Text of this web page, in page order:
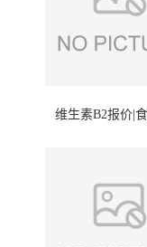
维生素B2报价|